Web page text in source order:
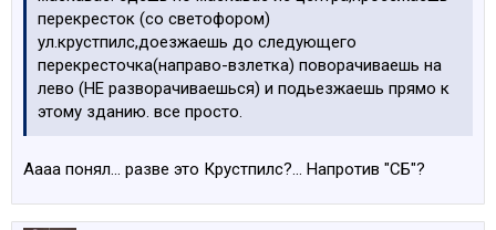
перекресток (со светофором)
ул.крустпилс,доезжаешь до следующего
перекресточка(направо-взлетка) поворачиваешь на
лево (НЕ разворачиваешься) и подьезжаешь прямо к
этому зданию. все просто.
Аааа понял... разве это Крустпилс?... Напротив "СБ"?